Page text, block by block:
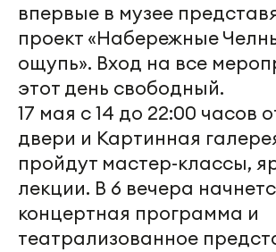
впервые в музее
проект «Набережные
ощупь». Вход на все
этот день свободный.
17 мая с 14 до 22:00 часов
двери и Картинная
пройдут мастер-классы,
лекции. В 6 вечера
концертная программа и
театрализованное